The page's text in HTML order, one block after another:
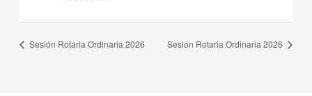
Sesión Rotaria Ordinaria 2026 Sesión Rotaria Ordinaria 2026